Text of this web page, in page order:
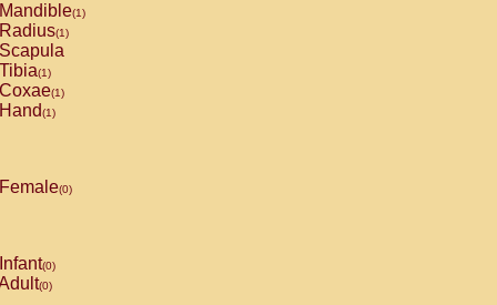
Mandible(1)
Radius(1)
Scapula
Tibia(1)
Coxae(1)
Hand(1)
Female(0)
Infant(0)
(0)